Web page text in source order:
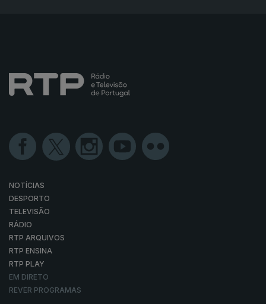
NOTÍCIAS
DESPORTO
TELEVISÃO
RÁDIO
RTP ARQUIVOS
RTP ENSINA
RTP PLAY
EM DIRETO
REVER PROGRAMAS